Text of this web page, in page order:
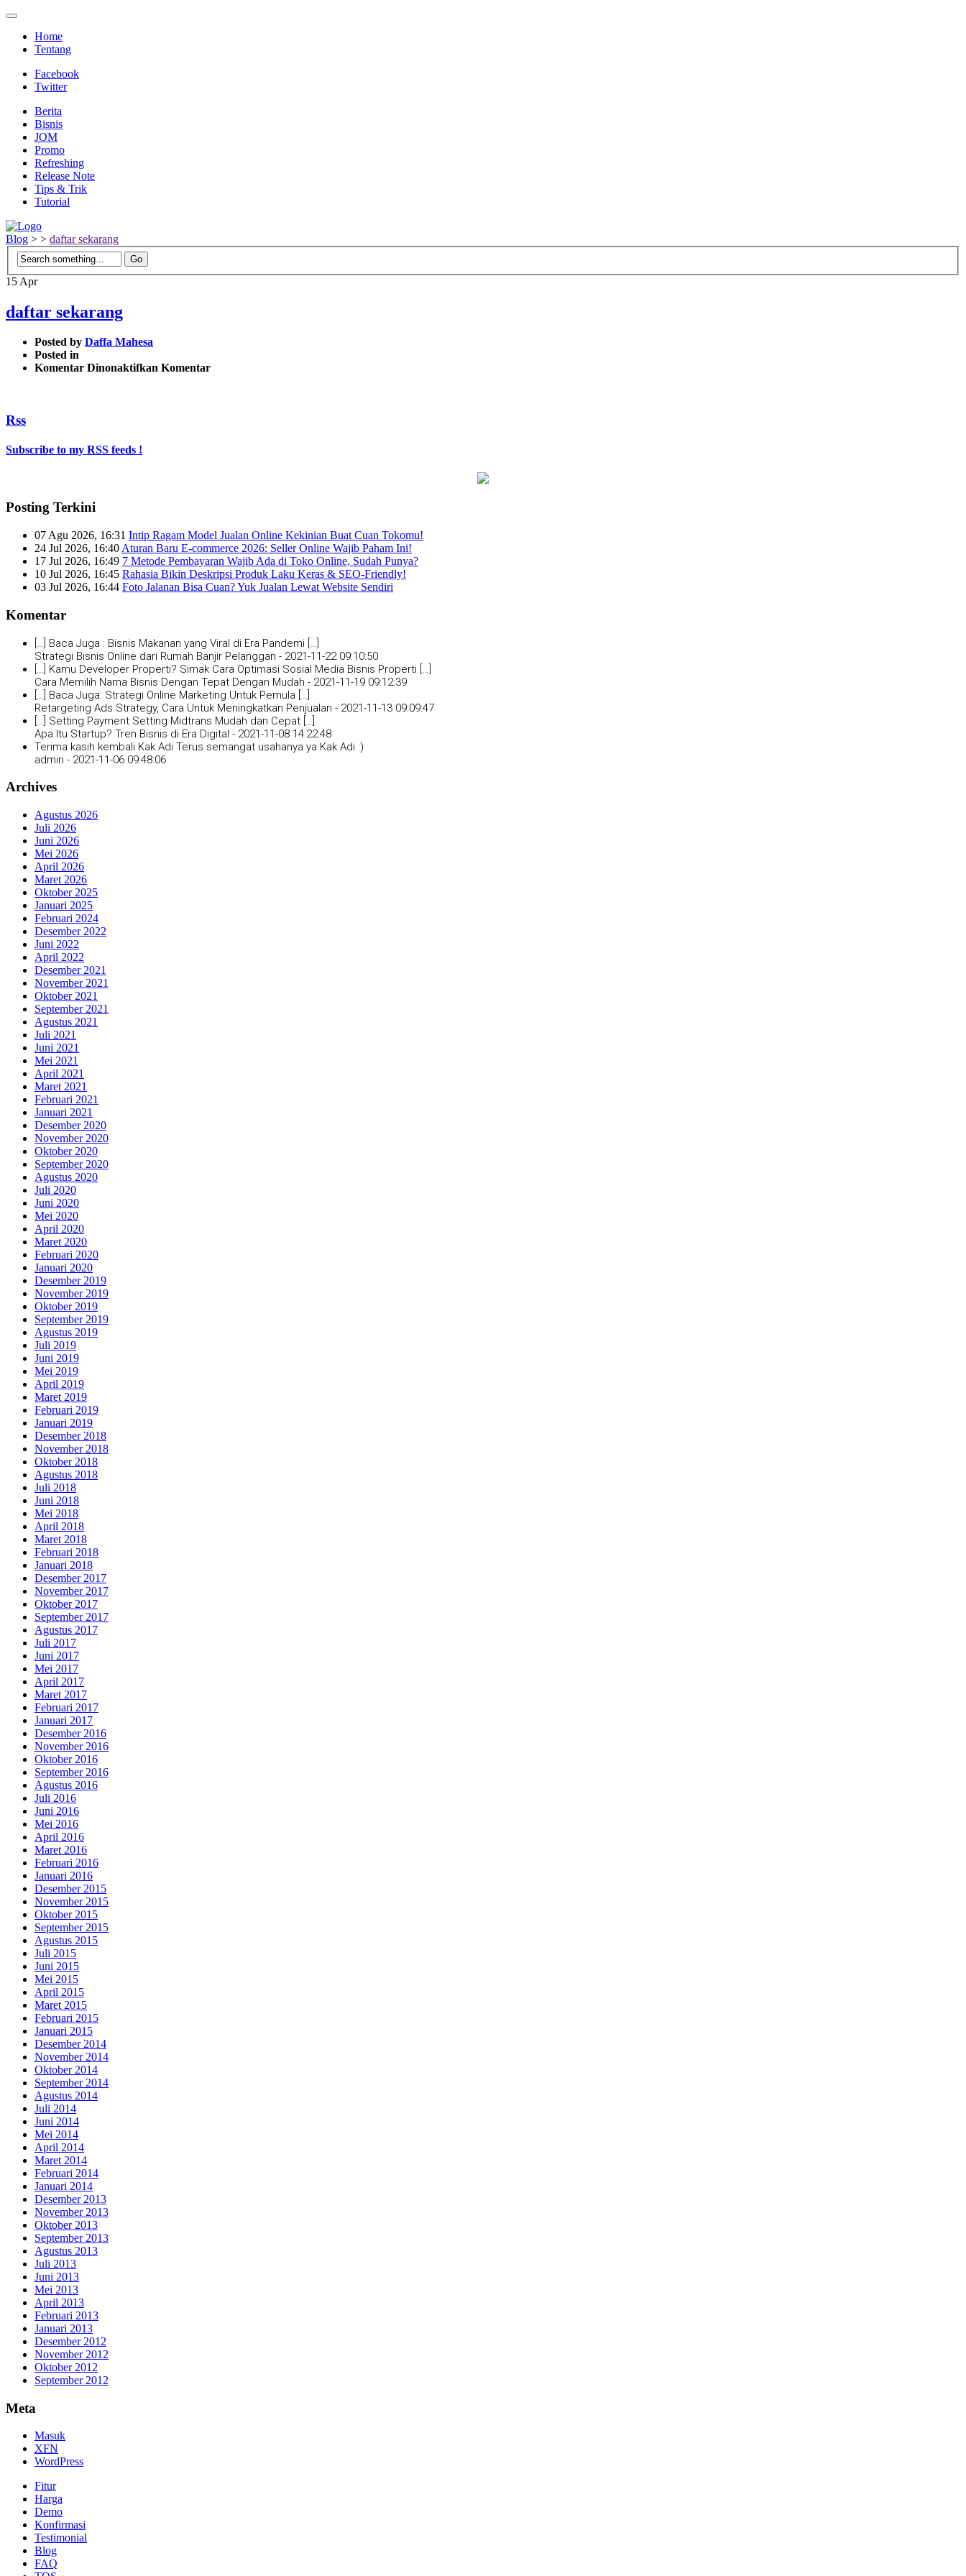
Home
Tentang
Facebook
Twitter
Berita
Bisnis
JOM
Promo
Refreshing
Release Note
Tips & Trik
Tutorial
Blog > > daftar sekarang
15 Apr
daftar sekarang
Posted by Daffa Mahesa
Posted in
Komentar Dinonaktifkan pada
Komentar
Rss
Subscribe to my RSS feeds !
Posting Terkini
07 Agu 2026, 16:31 Intip Ragam Model Jualan Online Kekinian Buat Cuan Tokomu!
24 Jul 2026, 16:40 Aturan Baru E-commerce 2026: Seller Online Wajib Paham Ini!
17 Jul 2026, 16:49 7 Metode Pembayaran Wajib Ada di Toko Online, Sudah Punya?
10 Jul 2026, 16:45 Rahasia Bikin Deskripsi Produk Laku Keras & SEO-Friendly!
03 Jul 2026, 16:44 Foto Jalanan Bisa Cuan? Yuk Jualan Lewat Website Sendiri
Komentar
[…] Baca Juga : Bisnis Makanan yang Viral di Era Pandemi […]
Strategi Bisnis Online dari Rumah Banjir Pelanggan - 2021-11-22 09:10:50
[…] Kamu Developer Properti? Simak Cara Optimasi Sosial Media Bisnis Properti […]
Cara Memilih Nama Bisnis Dengan Tepat Dengan Mudah - 2021-11-19 09:12:39
[…] Baca Juga: Strategi Online Marketing Untuk Pemula […]
Retargeting Ads Strategy, Cara Untuk Meningkatkan Penjualan - 2021-11-13 09:09:47
[…] Setting Payment Setting Midtrans Mudah dan Cepat […]
Apa Itu Startup? Tren Bisnis di Era Digital - 2021-11-08 14:22:48
Terima kasih kembali Kak Adi Terus semangat usahanya ya Kak Adi :)
admin - 2021-11-06 09:48:06
Archives
Agustus 2026
Juli 2026
Juni 2026
Mei 2026
April 2026
Maret 2026
Oktober 2025
Januari 2025
Februari 2024
Desember 2022
Juni 2022
April 2022
Desember 2021
November 2021
Oktober 2021
September 2021
Agustus 2021
Juli 2021
Juni 2021
Mei 2021
April 2021
Maret 2021
Februari 2021
Januari 2021
Desember 2020
November 2020
Oktober 2020
September 2020
Agustus 2020
Juli 2020
Juni 2020
Mei 2020
April 2020
Maret 2020
Februari 2020
Januari 2020
Desember 2019
November 2019
Oktober 2019
September 2019
Agustus 2019
Juli 2019
Juni 2019
Mei 2019
April 2019
Maret 2019
Februari 2019
Januari 2019
Desember 2018
November 2018
Oktober 2018
Agustus 2018
Juli 2018
Juni 2018
Mei 2018
April 2018
Maret 2018
Februari 2018
Januari 2018
Desember 2017
November 2017
Oktober 2017
September 2017
Agustus 2017
Juli 2017
Juni 2017
Mei 2017
April 2017
Maret 2017
Februari 2017
Januari 2017
Desember 2016
November 2016
Oktober 2016
September 2016
Agustus 2016
Juli 2016
Juni 2016
Mei 2016
April 2016
Maret 2016
Februari 2016
Januari 2016
Desember 2015
November 2015
Oktober 2015
September 2015
Agustus 2015
Juli 2015
Juni 2015
Mei 2015
April 2015
Maret 2015
Februari 2015
Januari 2015
Desember 2014
November 2014
Oktober 2014
September 2014
Agustus 2014
Juli 2014
Juni 2014
Mei 2014
April 2014
Maret 2014
Februari 2014
Januari 2014
Desember 2013
November 2013
Oktober 2013
September 2013
Agustus 2013
Juli 2013
Juni 2013
Mei 2013
April 2013
Februari 2013
Januari 2013
Desember 2012
November 2012
Oktober 2012
September 2012
Meta
Masuk
XFN
WordPress
Fitur
Harga
Demo
Konfirmasi
Testimonial
Blog
FAQ